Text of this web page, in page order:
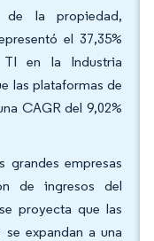
la propiedad,
el 37,35%
en la Industria
las plataformas de
CAGR del 9,02%
grandes empresas
de ingresos del
proyecta que las
se expandan a una